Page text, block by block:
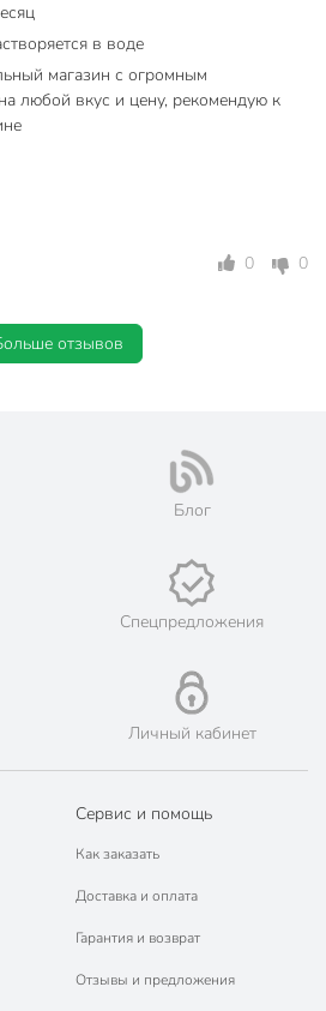
в воде
магазин с огромным
любой вкус и цену, рекомендую к
0 0
отзывов
Блог
Спецпредложения
Личный кабинет
Сервис и помощь
Как заказать
Доставка и оплата
Гарантия и возврат
Отзывы и предложения